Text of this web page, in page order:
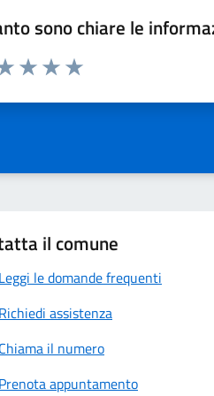
sono chiare le
da 1 a 5 stelle la pagina
il comune
Leggi le domande frequenti
Richiedi assistenza
Chiama il numero
Prenota appuntamento